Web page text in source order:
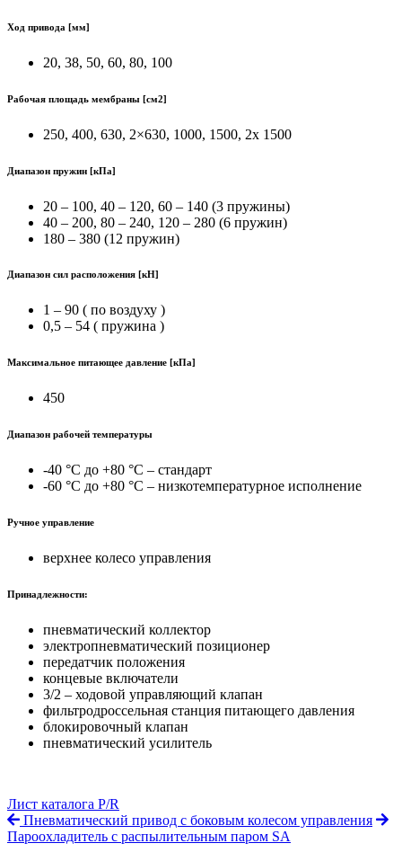
Ход привода [мм]
20, 38, 50, 60, 80, 100
Рабочая площадь мембраны [см2]
250, 400, 630, 2×630, 1000, 1500, 2x 1500
Диапазон пружин [кПа]
20 – 100, 40 – 120, 60 – 140 (3 пружины)
40 – 200, 80 – 240, 120 – 280 (6 пружин)
180 – 380 (12 пружин)
Диапазон сил расположения [кН]
1 – 90 ( по воздуху )
0,5 – 54 ( пружина )
Максимальное питающее давление [кПа]
450
Диапазон рабочей температуры
-40 °C до +80 °C – стандарт
-60 °C до +80 °C – низкотемпературное исполнение
Ручное управление
верхнее колесо управления
Принадлежности:
пневматический коллектор
электропневматический позиционер
передатчик положения
концевые включатели
3/2 – ходовой управляющий клапан
фильтродроссельная станция питающего давления
блокировочный клапан
пневматический усилитель
Лист каталога P/R
Пневматический привод с боковым колесом управления
Пароохладитель с распылительным паром SA